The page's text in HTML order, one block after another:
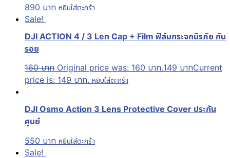
890 บาท หยิบใส่ตะกร้า
Sale!
DJI ACTION 4 / 3 Len Cap + Film ฟิล์มกระจกนิรภัย กัน
รอย
160บาท Original price was: 160 บาท.149 บาทCurrent
price is: 149 บาท. หยิบใส่ตะกร้า
DJI Osmo Action 3 Lens Protective Cover ประกัน
ศูนย์
550 บาท หยิบใส่ตะกร้า
Sale!